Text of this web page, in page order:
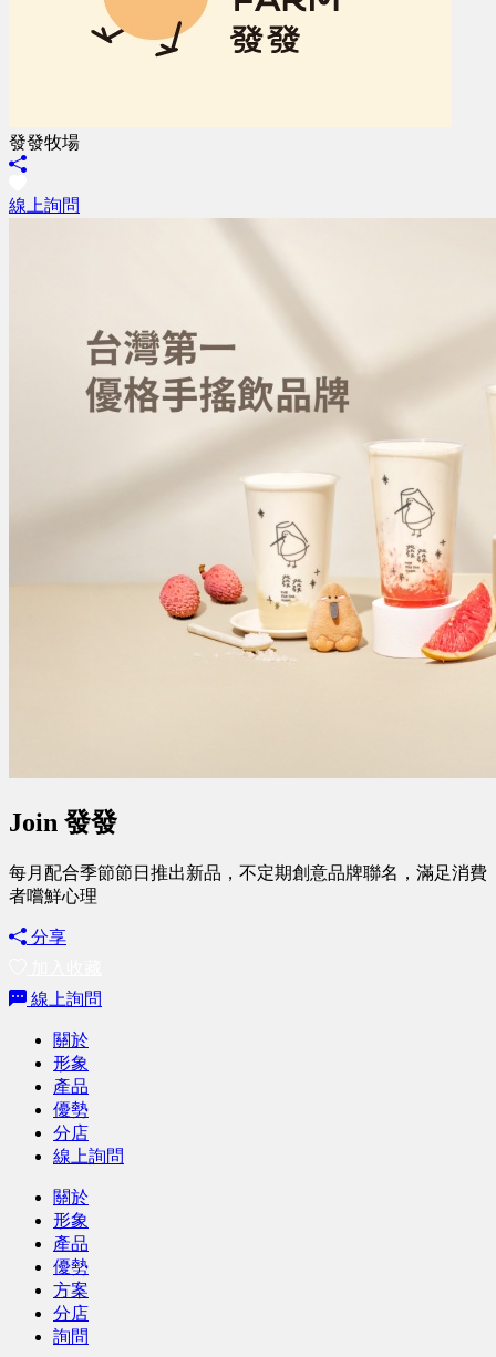
發發牧場
線上詢問
Join 發發
每月配合季節節日推出新品，不定期創意品牌聯名，滿足消費
者嚐鮮心理
分享
線上詢問
關於
形象
產品
優勢
分店
線上詢問
關於
形象
產品
優勢
方案
分店
詢問